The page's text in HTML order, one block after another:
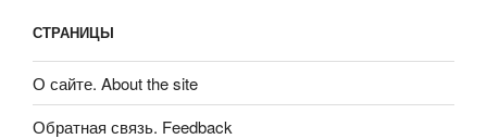
СТРАНИЦЫ
О сайте. About the site
Обратная связь. Feedback